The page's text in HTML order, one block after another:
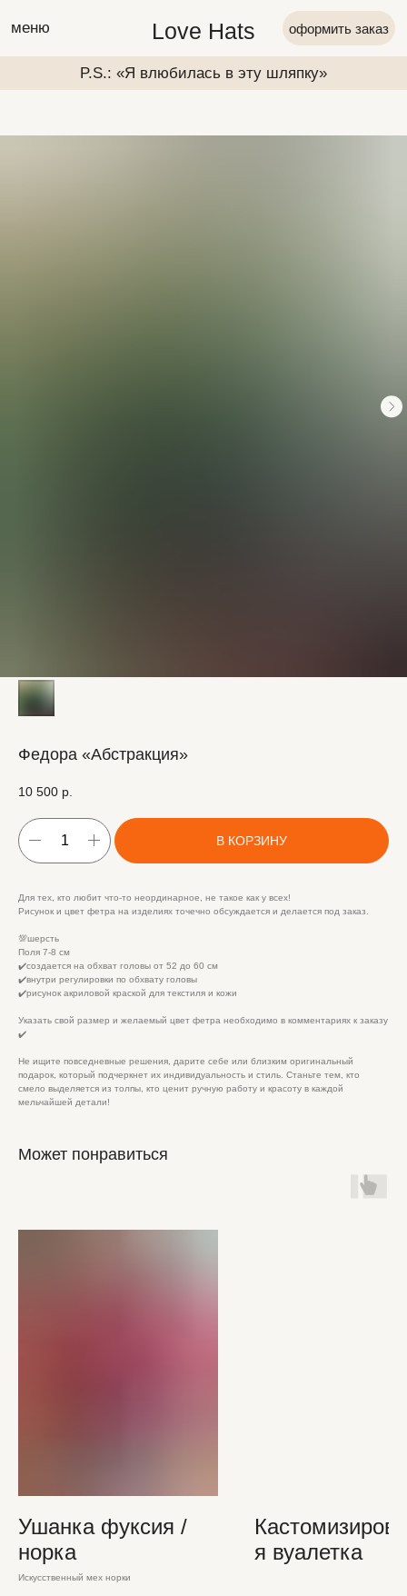
Love Hats
меню оформить заказ
P.S.: «Я влюбилась в эту шляпку» P.S.: «Я
Федора «Абстракция»
10 500 р.
В КОРЗИНУ
Для тех, кто любит что-то неординарное, не такое как у всех!
Рисунок и цвет фетра на изделиях точечно обсуждается и делается под заказ.
💯шерсть
Поля 7-8 см
✔️создается на обхват головы от 52 до 60 см
✔️внутри регулировки по обхвату головы
✔️рисунок акриловой краской для текстиля и кожи
Указать свой размер и желаемый цвет фетра необходимо в комментариях к заказу
✔️
Не ищите повседневные решения, дарите себе или близким оригинальный
подарок, который подчеркнет их индивидуальность и стиль. Станьте тем, кто
смело выделяется из толпы, кто ценит ручную работу и красоту в каждой
мельчайшей детали!
Может понравиться
Ушанка фуксия /
норка
Искусственный мех норки
я вуалетка